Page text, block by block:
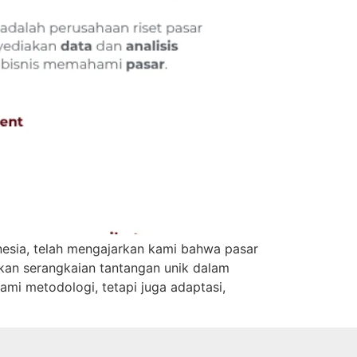
telah mengajarkan kami bahwa pasar
serangkaian tantangan unik dalam
metodologi, tetapi juga adaptasi,